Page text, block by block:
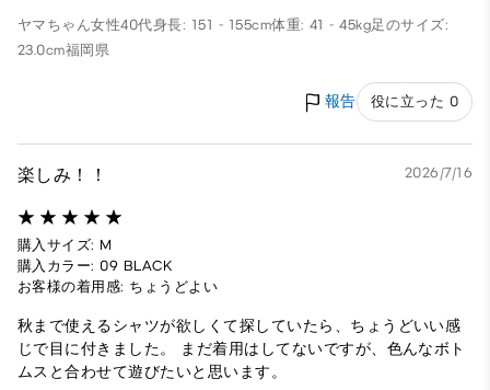
ヤマちゃん女性40代身長: 151 - 155cm体重: 41 - 45kg足のサイズ:
23.0cm福岡県
報告 役に立った 0
楽しみ！！ 2026/7/16
購入サイズ: M
購入カラー: 09 BLACK
お客様の着用感: ちょうどよい
秋まで使えるシャツが欲しくて探していたら、ちょうどいい感
じで目に付きました。 まだ着用はしてないですが、色んなボト
ムスと合わせて遊びたいと思います。